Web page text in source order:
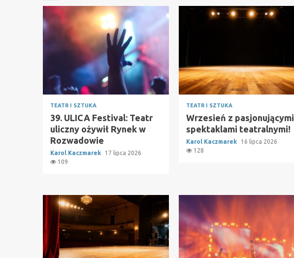
TEATR I SZTUKA
39. ULICA Festival: Teatr
uliczny ożywił Rynek w
Rozwadowie
Karol Kaczmarek
17 lipca 2026
109
TEATR I SZTUKA
Wrzesień z pasjonującymi
spektaklami teatralnymi!
Karol Kaczmarek
16 lipca 2026
128